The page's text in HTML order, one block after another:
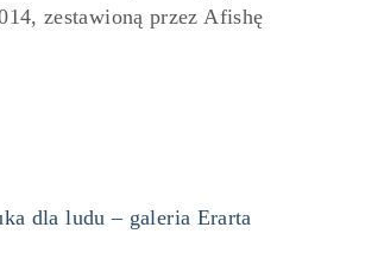
zestawioną przez Afishę